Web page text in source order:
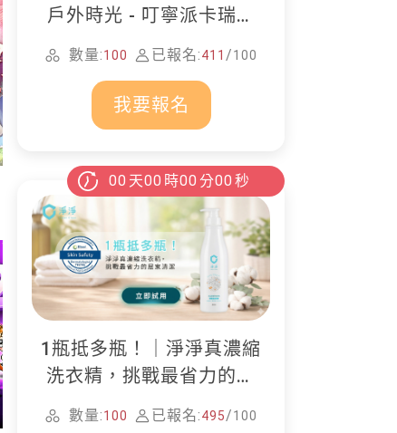
戶外時光 - 叮寧派卡瑞丁
防蚊液
數量:100 已報名:411 /100
我要報名
00 天00 時00 分00 秒
1瓶抵多瓶！｜淨淨真濃縮
洗衣精，挑戰最省力的居
家清潔
數量:100 已報名:495/100